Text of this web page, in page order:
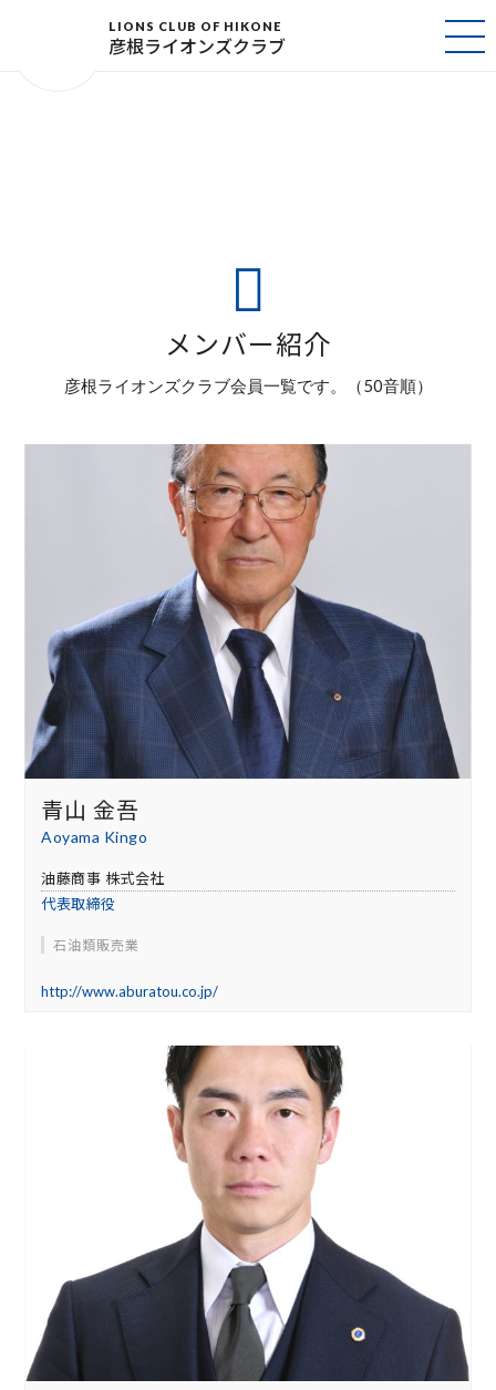
LIONS CLUB OF HIKONE
彦根ライオンズクラブ
メンバー紹介
彦根ライオンズクラブ会員一覧です。（50音順）
青山 金吾
Aoyama Kingo
油藤商事 株式会社
代表取締役
石油類販売業
http://www.aburatou.co.jp/